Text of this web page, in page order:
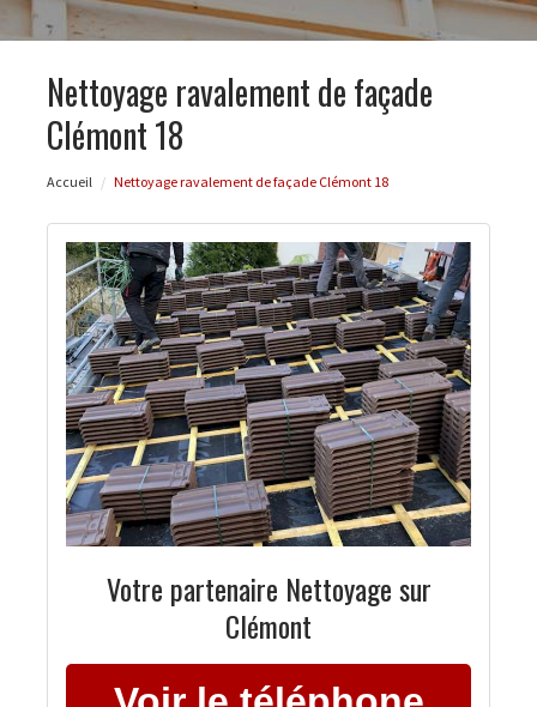
Nettoyage ravalement de façade
Clémont 18
Accueil Nettoyage ravalement de façade Clémont 18
Votre partenaire Nettoyage sur
Clémont